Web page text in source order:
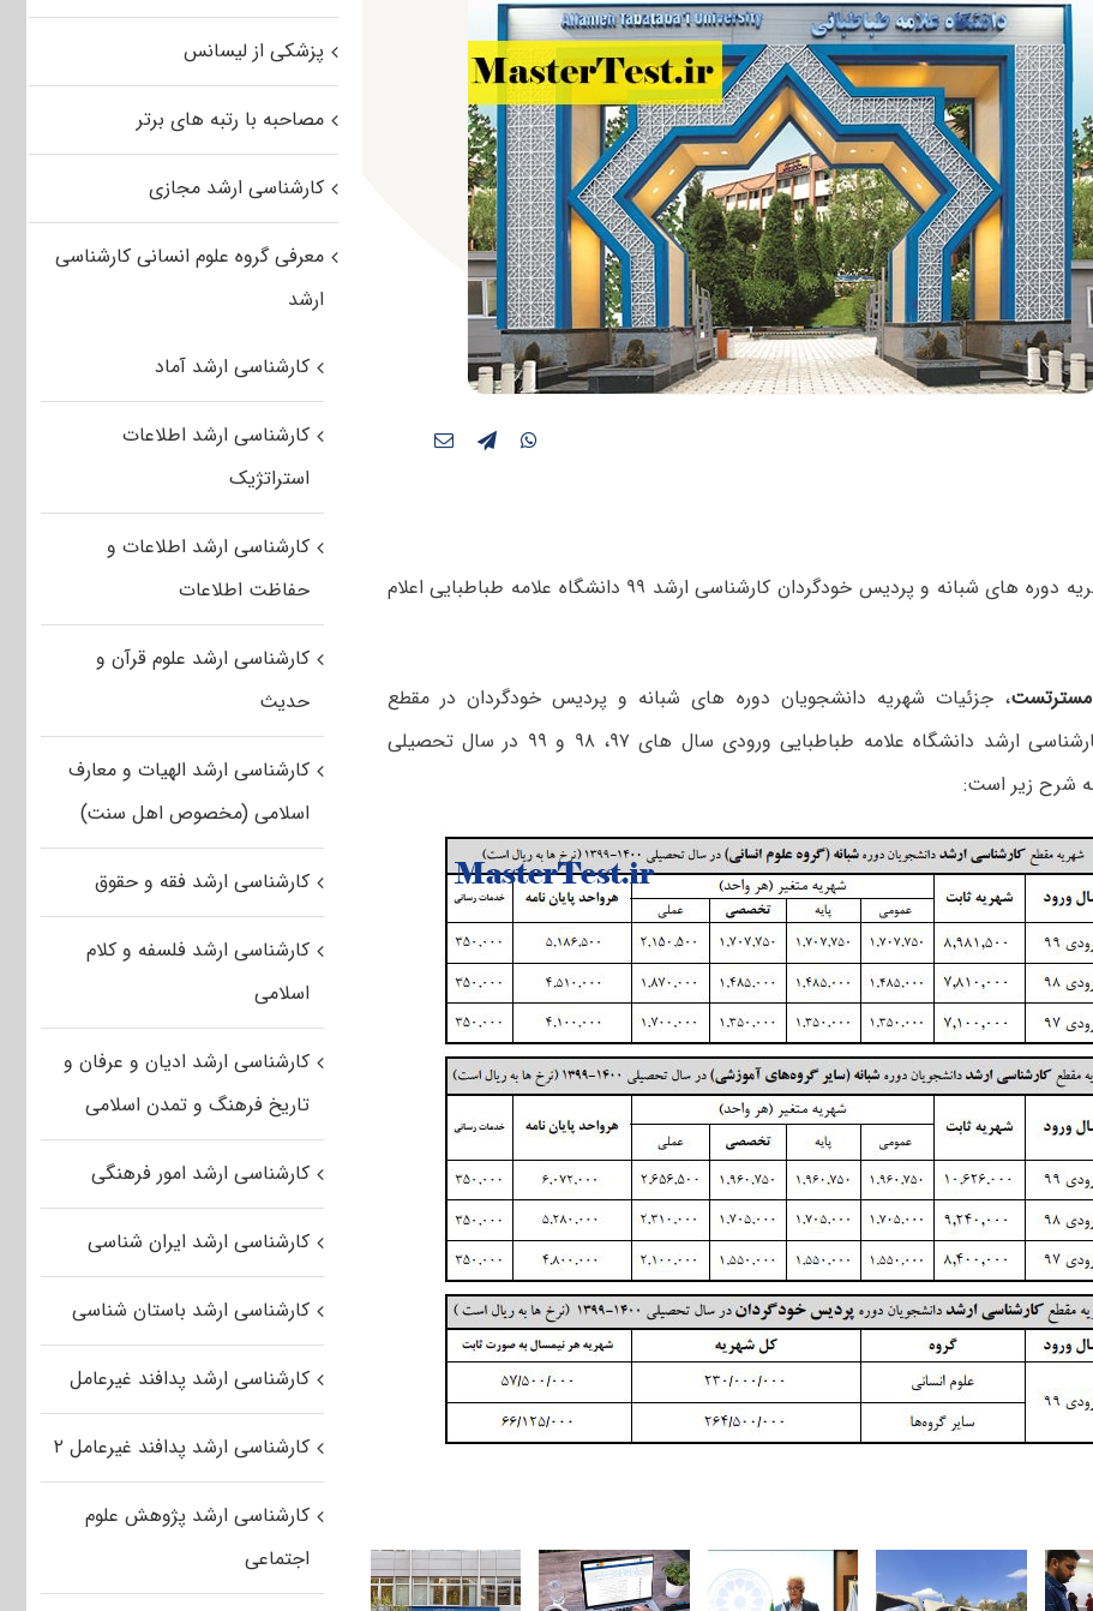
جزئیات شهریه دوره های شبانه و پردیس خودگردان کارشناسی ارشد ۹۹ دانشگاه علامه طباطبایی اعلام
مسترتست، جزئیات شهریه دانشجویان دوره های شبانه و پردیس خودگردان در مقطع
تحصیلی کارشناسی ارشد دانشگاه علامه طباطبایی ورودی سال های ۹۷، ۹۸ و ۹۹ در سال تحصیلی
پزشکی از لیسانس
مصاحبه با رتبه های برتر
کارشناسی ارشد مجازی
معرفی گروه علوم انسانی کارشناسی
ارشد
کارشناسی ارشد آماد
کارشناسی ارشد اطلاعات
استراتژیک
کارشناسی ارشد اطلاعات و
حفاظت اطلاعات
کارشناسی ارشد علوم قرآن و
حدیث
کارشناسی ارشد الهیات و معارف
اسلامی (مخصوص اهل سنت)
کارشناسی ارشد فقه و حقوق
کارشناسی ارشد فلسفه و کلام
اسلامی
کارشناسی ارشد ادیان و عرفان و
تاریخ فرهنگ و تمدن اسلامی
کارشناسی ارشد امور فرهنگی
کارشناسی ارشد ایران شناسی
کارشناسی ارشد باستان شناسی
کارشناسی ارشد پدافند غیرعامل
کارشناسی ارشد پدافند غیرعامل ۲
کارشناسی ارشد پژوهش علوم
اجتماعی